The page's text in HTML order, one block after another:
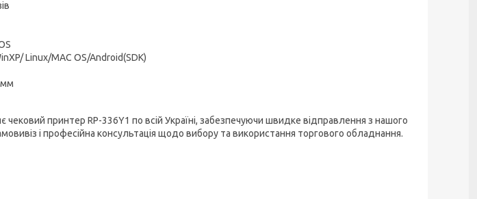
Linux/MAC OS/Android(SDK)
мм
чековий принтер RP-336Y1 по всій Україні, забезпечуючи швидке відправлення з нашого
і професійна консультація щодо вибору та використання торгового обладнання.